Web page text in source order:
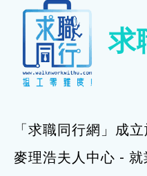
就業及求職
就業及求職
最新資訊 / 招聘會
僱主及企業服務
求
「求職同行網」成
麥理浩夫人中心 -